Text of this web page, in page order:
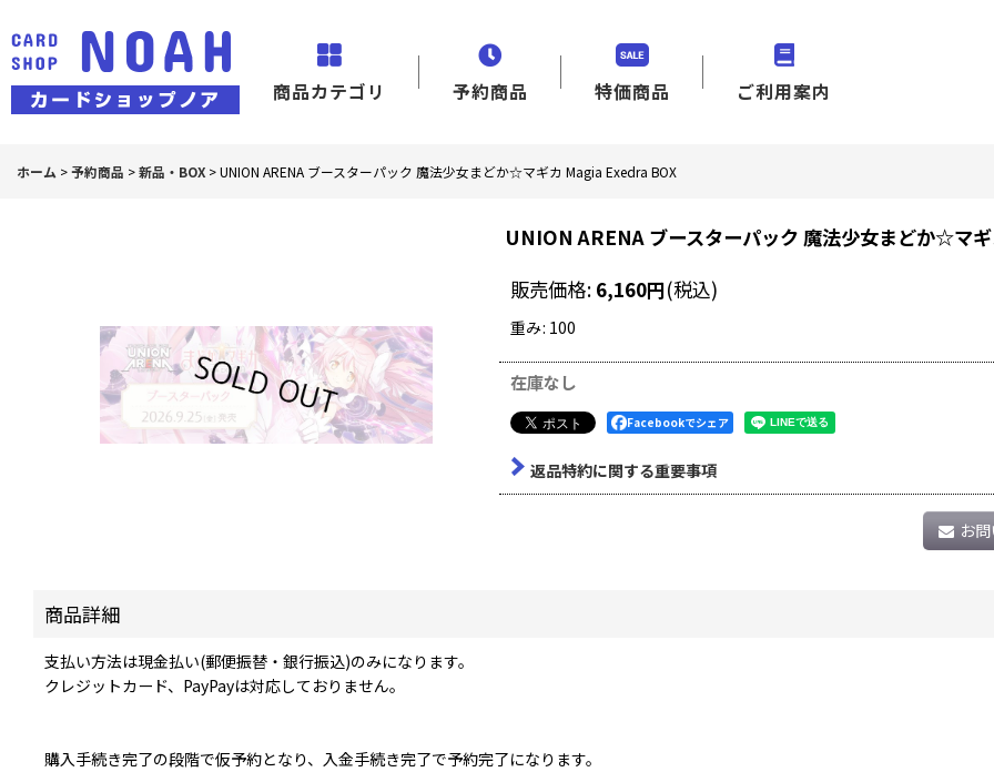
商品カテゴリ 予約商品 特価商品 ご利用案内
ホーム >予約商品 >新品・BOX >UNION ARENA ブースターパック 魔法少女まどか☆マギカ Magia Exedra BOX
UNION ARENA ブースターパック 魔法少女まどか☆マ
販売価格: 6,160円(税込)
重み: 100
在庫なし
Facebookでシェア
返品特約に関する重要事項
お
商品詳細
支払い方法は現金払い(郵便振替・銀行振込)のみになります。
クレジットカード、PayPayは対応しておりません。
購入手続き完了の段階で仮予約となり、入金手続き完了で予約完了になります。